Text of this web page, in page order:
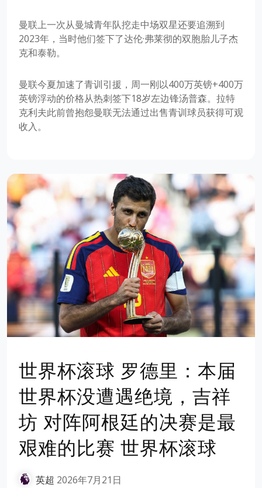
曼联上一次从曼城青年队挖走中场双星还要追溯到
2023年，当时他们签下了达伦·弗莱彻的双胞胎儿子杰
克和泰勒。
曼联今夏加速了青训引援，周一刚以400万英镑+400万
英镑浮动的价格从热刺签下18岁左边锋汤普森。拉特
克利夫此前曾抱怨曼联无法通过出售青训球员获得可观
收入。
世界杯滚球 罗德里：本届
世界杯没遭遇绝境，吉祥
坊 对阵阿根廷的决赛是最
艰难的比赛 世界杯滚球
英超 2026年7月21日